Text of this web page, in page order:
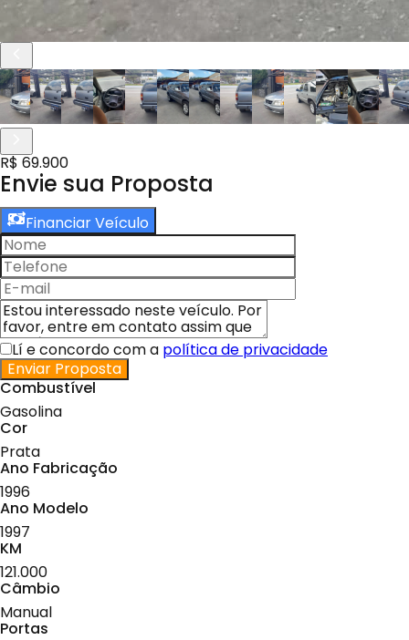
R$ 69.900
Envie sua Proposta
Financiar Veículo
Lí e concordo com a política de privacidade
Enviar Proposta
Combustível
Gasolina
Cor
Prata
Ano Fabricação
1996
Ano Modelo
1997
KM
121.000
Câmbio
Manual
Portas